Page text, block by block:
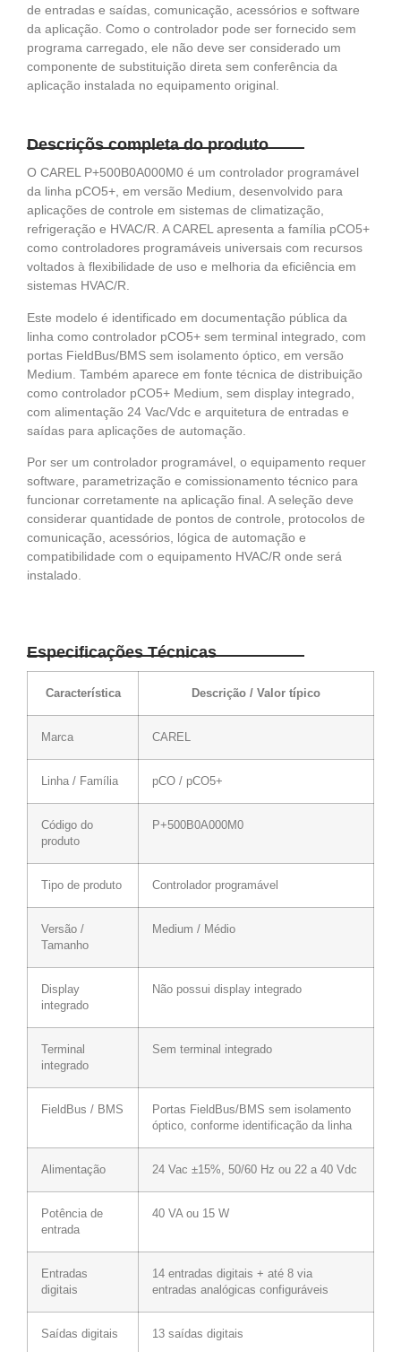
de entradas e saídas, comunicação, acessórios e software
da aplicação. Como o controlador pode ser fornecido sem
programa carregado, ele não deve ser considerado um
componente de substituição direta sem conferência da
aplicação instalada no equipamento original.
Descriçõs completa do produto
O CAREL P+500B0A000M0 é um controlador programável
da linha pCO5+, em versão Medium, desenvolvido para
aplicações de controle em sistemas de climatização,
refrigeração e HVAC/R. A CAREL apresenta a família pCO5+
como controladores programáveis universais com recursos
voltados à flexibilidade de uso e melhoria da eficiência em
sistemas HVAC/R.
Este modelo é identificado em documentação pública da
linha como controlador pCO5+ sem terminal integrado, com
portas FieldBus/BMS sem isolamento óptico, em versão
Medium. Também aparece em fonte técnica de distribuição
como controlador pCO5+ Medium, sem display integrado,
com alimentação 24 Vac/Vdc e arquitetura de entradas e
saídas para aplicações de automação.
Por ser um controlador programável, o equipamento requer
software, parametrização e comissionamento técnico para
funcionar corretamente na aplicação final. A seleção deve
considerar quantidade de pontos de controle, protocolos de
comunicação, acessórios, lógica de automação e
compatibilidade com o equipamento HVAC/R onde será
instalado.
Especificações Técnicas
Característica Descrição / Valor típico
Marca CAREL
Linha / Família pCO / pCO5+
Código do
produto
P+500B0A000M0
Tipo de produto Controlador programável
Versão /
Tamanho
Medium / Médio
Display
integrado
Não possui display integrado
Terminal
integrado
Sem terminal integrado
FieldBus / BMS
Portas FieldBus/BMS sem isolamento
óptico, conforme identificação da linha
Alimentação 24 Vac ±15%, 50/60 Hz ou 22 a 40 Vdc
Potência de
entrada
40 VA ou 15 W
Entradas
digitais
14 entradas digitais + até 8 via
entradas analógicas configuráveis
Saídas digitais 13 saídas digitais